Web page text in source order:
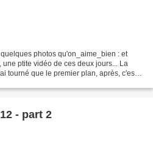
photos qu'on_aime_bien : et
ptite vidéo de ces deux jours... La
tourné que le premier plan, après, c'est
- part 2